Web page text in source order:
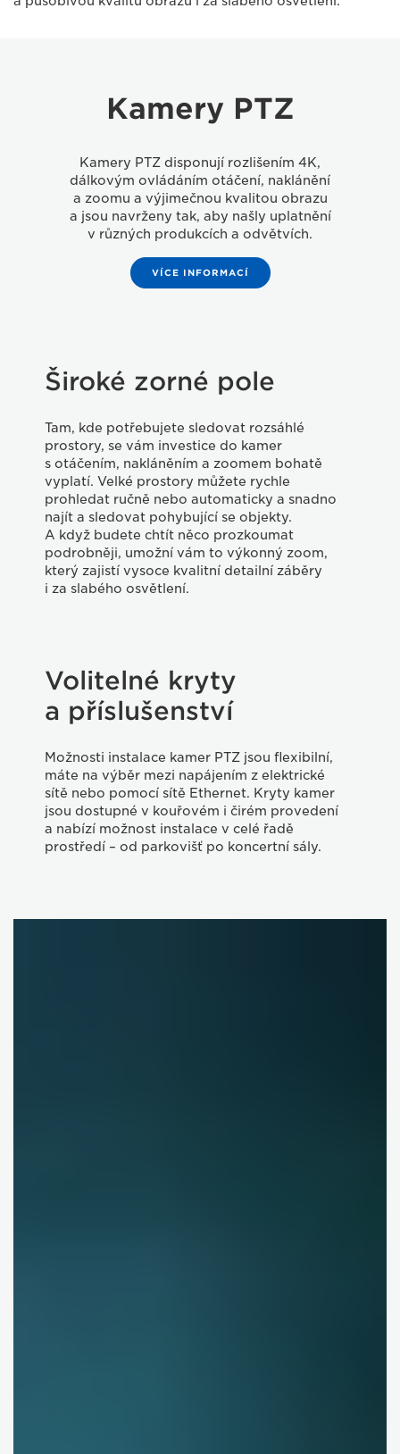
Kamery PTZ
Kamery PTZ disponují rozlišením 4K,
dálkovým ovládáním otáčení, naklánění
a zoomu a výjimečnou kvalitou obrazu
a jsou navrženy tak, aby našly uplatnění
v různých produkcích a odvětvích.
VÍCE INFORMACÍ
Široké zorné pole
Tam, kde potřebujete sledovat rozsáhlé
prostory, se vám investice do kamer
s otáčením, nakláněním a zoomem bohatě
vyplatí. Velké prostory můžete rychle
prohledat ručně nebo automaticky a snadno
najít a sledovat pohybující se objekty.
A když budete chtít něco prozkoumat
podrobněji, umožní vám to výkonný zoom,
který zajistí vysoce kvalitní detailní záběry
i za slabého osvětlení.
Volitelné kryty
a příslušenství
Možnosti instalace kamer PTZ jsou flexibilní,
máte na výběr mezi napájením z elektrické
sítě nebo pomocí sítě Ethernet. Kryty kamer
jsou dostupné v kouřovém i čirém provedení
a nabízí možnost instalace v celé řadě
prostředí – od parkovišť po koncertní sály.